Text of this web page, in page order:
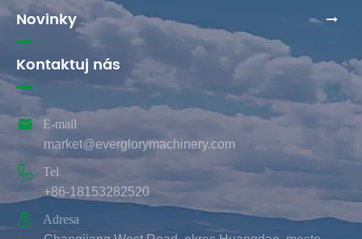
Novinky
Kontaktuj nás
 E-mail
market@everglorymachinery.com

Tel
+86-18153282520

Adresa